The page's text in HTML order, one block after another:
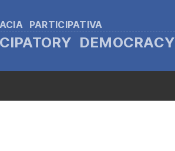
PARTICIPATIVA
DEMOCRACY